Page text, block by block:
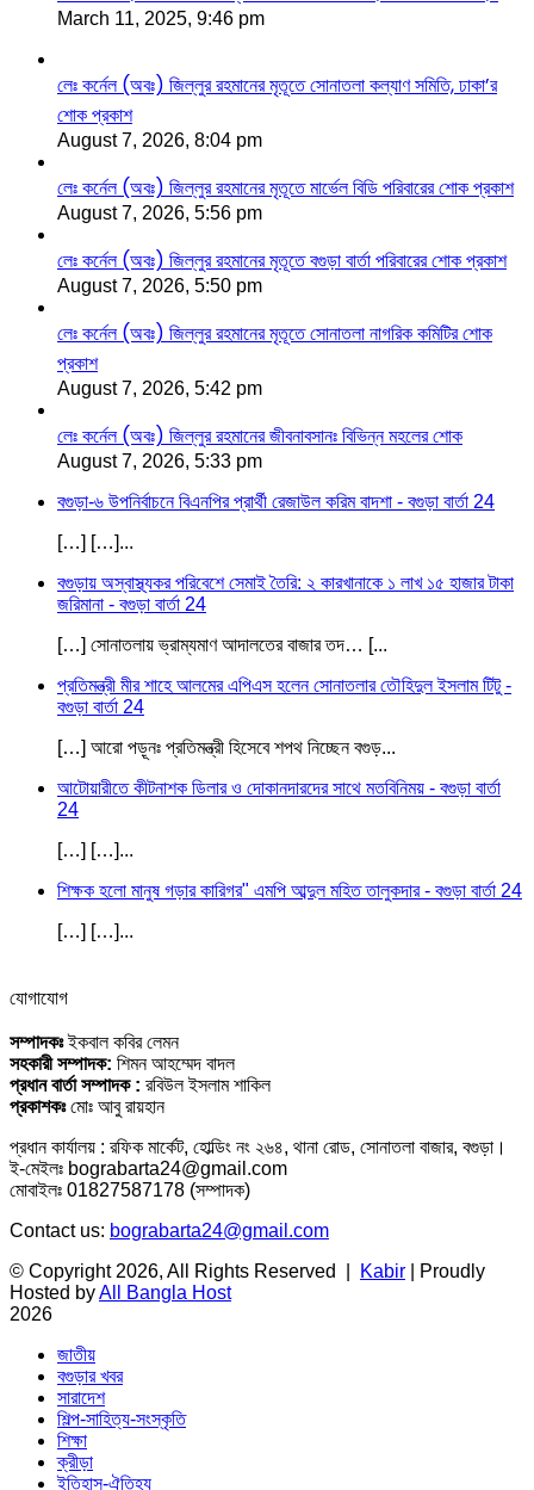
March 11, 2025, 9:46 pm
লেঃ কর্নেল (অবঃ) জিল্লুর রহমানের মৃতূতে সোনাতলা কল্যাণ সমিতি, ঢাকা’র
শোক প্রকাশ
August 7, 2026, 8:04 pm
লেঃ কর্নেল (অবঃ) জিল্লুর রহমানের মৃতূতে মার্ভেল বিডি পরিবারের শোক প্রকাশ
August 7, 2026, 5:56 pm
লেঃ কর্নেল (অবঃ) জিল্লুর রহমানের মৃতূতে বগুড়া বার্তা পরিবারের শোক প্রকাশ
August 7, 2026, 5:50 pm
লেঃ কর্নেল (অবঃ) জিল্লুর রহমানের মৃতূতে সোনাতলা নাগরিক কমিটির শোক
প্রকাশ
August 7, 2026, 5:42 pm
লেঃ কর্নেল (অবঃ) জিল্লুর রহমানের জীবনাবসানঃ বিভিন্ন মহলের শোক
August 7, 2026, 5:33 pm
বগুড়া-৬ উপনির্বাচনে বিএনপির প্রার্থী রেজাউল করিম বাদশা - বগুড়া বার্তা 24
[…] […]...
বগুড়ায় অস্বাস্থ্যকর পরিবেশে সেমাই তৈরি: ২ কারখানাকে ১ লাখ ১৫ হাজার টাকা
জরিমানা - বগুড়া বার্তা 24
[…] সোনাতলায় ভ্রাম্যমাণ আদালতের বাজার তদ… [...
প্রতিমন্ত্রী মীর শাহে আলমের এপিএস হলেন সোনাতলার তৌহিদুল ইসলাম টিটু -
বগুড়া বার্তা 24
[…] আরো পড়ূনঃ প্রতিমন্ত্রী হিসেবে শপথ নিচ্ছেন বগুড়...
আটোয়ারীতে কীটনাশক ডিলার ও দোকানদারদের সাথে মতবিনিময় - বগুড়া বার্তা
24
[…] […]...
শিক্ষক হলো মানুষ গড়ার কারিগর" এমপি আব্দুল মহিত তালুকদার - বগুড়া বার্তা 24
[…] […]...
যোগাযোগ
সম্পাদকঃইকবাল কবির লেমন
সহকারী সম্পাদক: শিমন আহম্মেদ বাদল
প্রধান বার্তা সম্পাদক : রবিউল ইসলাম শাকিল
প্রকাশকঃমোঃ আবু রায়হান
প্রধান কার্যালয় : রফিক মার্কেট, হোল্ডিং নং ২৬৪, থানা রোড, সোনাতলা বাজার, বগুড়া।
ই-মেইলঃ bograbarta24@gmail.com
মোবাইলঃ 01827587178 (সম্পাদক)
Contact us: bograbarta24@gmail.com
© Copyright 2026, All Rights Reserved |
Kabir | Proudly
Hosted byAll Bangla Host
2026
জাতীয়
বগুড়ার খবর
সারাদেশ
শিল্প-সাহিত্য-সংস্কৃতি
শিক্ষা
ক্রীড়া
ইতিহাস-ঐতিহ্য